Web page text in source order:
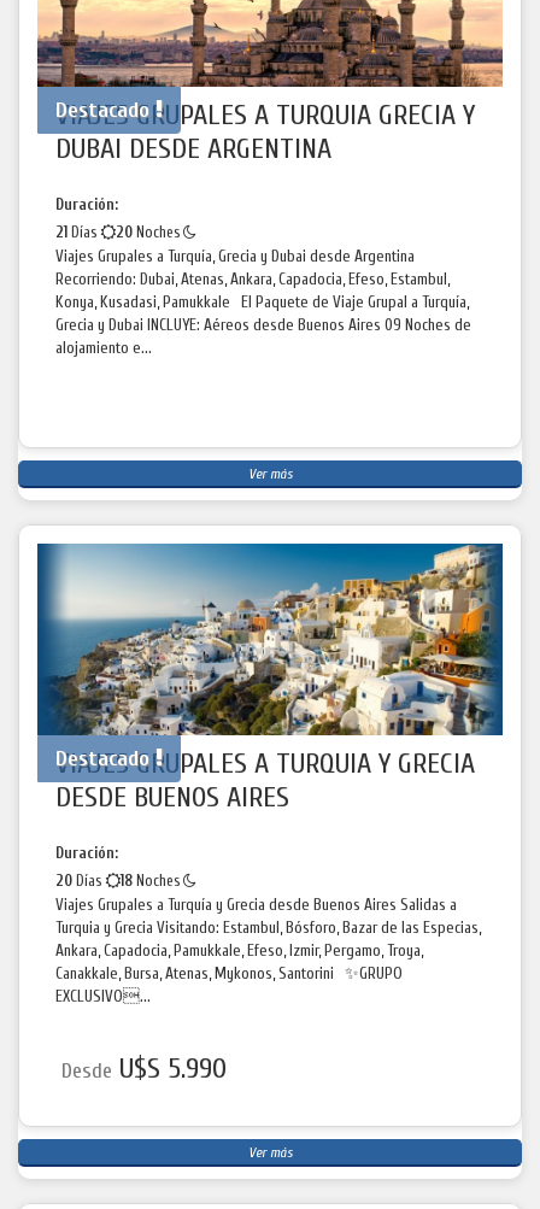
Destacado
VIAJES GRUPALES A TURQUIA GRECIA Y
DUBAI DESDE ARGENTINA
Duración:
21 Días 20 Noches
Viajes Grupales a Turquía, Grecia y Dubai desde Argentina
Recorriendo: Dubai, Atenas, Ankara, Capadocia, Efeso, Estambul,
Konya, Kusadasi, Pamukkale El Paquete de Viaje Grupal a Turquía,
Grecia y Dubai INCLUYE: Aéreos desde Buenos Aires 09 Noches de
alojamiento e...
Ver más
Destacado
VIAJES GRUPALES A TURQUIA Y GRECIA
DESDE BUENOS AIRES
Duración:
20 Días 18 Noches
Viajes Grupales a Turquía y Grecia desde Buenos Aires Salidas a
Turquia y Grecia Visitando: Estambul, Bósforo, Bazar de las Especias,
Ankara, Capadocia, Pamukkale, Efeso, Izmir, Pergamo, Troya,
Canakkale, Bursa, Atenas, Mykonos, Santorini ✨GRUPO
EXCLUSIVO...
Desde U$S 5.990
Ver más